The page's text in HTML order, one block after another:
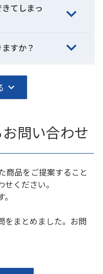
てしまっ
すか？
問い合わせ
商品をご提案すること
ください。
をまとめました。お問